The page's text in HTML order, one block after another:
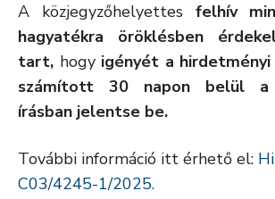
A közjegyzőhelyettes felhív
hagyatékra öröklésben
tart, hogy igényét a
számított 30 napon belül a
írásban jelentse be.
További információ itt érhető el:
C03/4245-1/2025.